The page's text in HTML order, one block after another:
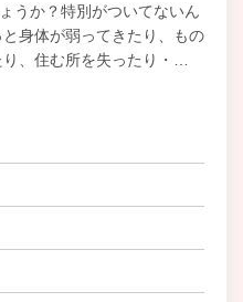
うか？特別がついてないん
身体が弱ってきたり、もの
、住む所を失ったり・